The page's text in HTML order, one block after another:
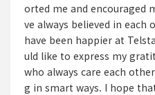
orted me and encouraged
ve always believed in each
have been happier at
uld like to express my
who always care each
g in smart ways. I hope